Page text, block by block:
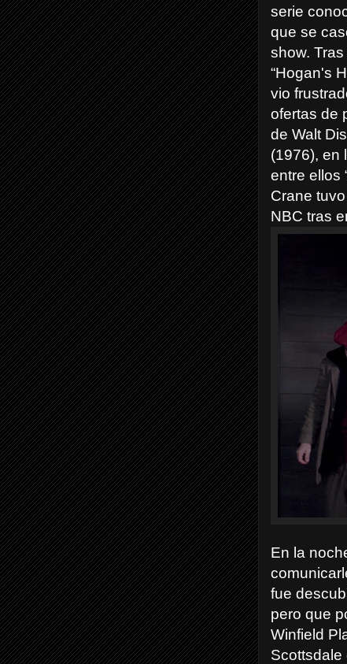
serie
que se
show.
“Hogan's
vio
ofertas de
de Walt
(1976), en
entre ellos
Crane
NBC tras
En la
fue
pero que
Winfield
Scottsdale